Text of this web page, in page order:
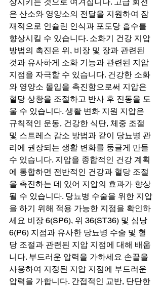
은 산소와 영양소의 전달을 지원하여 잠
재적으로 인슐린 인식과 포도당 흡수를
향상시킬 수 있습니다. 소화기 건강 지압
방법의 촉진은 위, 비장 및 장과 관련된
것과 유사하게 소화 기능과 관련된 지압
지점을 자극할 수 있습니다. 건강한 소화
와 영양소 몰입을 촉진함으로써 지압은
혈당 상황을 조절하고 반사 후 진동을 도
울 수 있습니다. 생활 변화 지원 지압은
규칙적인 운동, 건강한 식단, 체중 조절
및 스트레스 감소 방법과 같이 당뇨병 관
리에 권장되는 생활 변화를 둥글게 만들
수 있습니다. 지압을 종합적인 건강 계획
에 통합하면 전반적인 건강과 혈당 조절
을 촉진하는 데 있어 지압의 효과가 향상
될 수 있습니다. 당뇨병 수술을 위한 지압
을 하기 위해 적용 가능한 지점을 확인하
세요 비장 6(SP6), 위 36(ST36) 및 심낭
6(P6) 지점과 유사한 당뇨병 수술 및 혈
당 조절과 관련된 지압 지점에 대해 배웁
니다. 부드러운 압력을 가하세요 손끝을
사용하여 지정된 지압 지점에 부드러운
압력을 가합니다. 간접적인 교반, 단단한